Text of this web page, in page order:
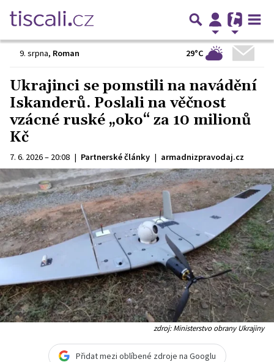
9. srpna, Roman 29°C
Ukrajinci se pomstili na navádění
Iskanderů. Poslali na věčnost
vzácné ruské „oko“ za 10 milionů
Kč
7. 6. 2026 – 20:08 | Partnerské články | armadnizpravodaj.cz
zdroj: Ministerstvo obrany Ukrajiny
Přidat mezi oblíbené zdroje na Googlu